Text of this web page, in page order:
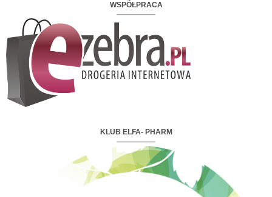
WSPÓŁPRACA
KLUB ELFA- PHARM